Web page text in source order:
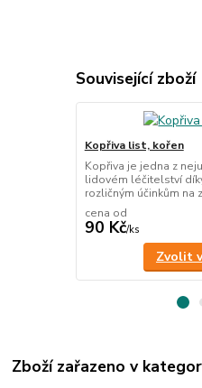
Související zboží
Kopřiva list, kořen
Kopřiva je jedna z
lidovém léčitelství
rozličným účinkům na
cena od
90 Kč/ks
Zvolit
Zboží zařazeno v